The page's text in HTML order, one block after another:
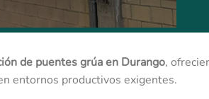
de puentes grúa en Durango,
entornos productivos exigentes.